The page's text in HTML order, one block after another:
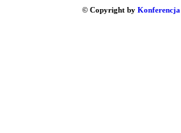
© Copyright by Konferencja